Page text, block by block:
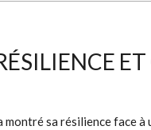
montré sa résilience face